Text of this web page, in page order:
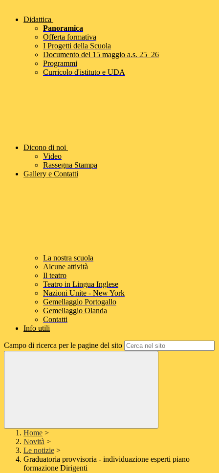
Didattica
Panoramica
Offerta formativa
I Progetti della Scuola
Documento del 15 maggio a.s. 25_26
Programmi
Curricolo d'istituto e UDA
Dicono di noi
Video
Rassegna Stampa
Gallery e Contatti
La nostra scuola
Alcune attività
Il teatro
Teatro in Lingua Inglese
Nazioni Unite - New York
Gemellaggio Portogallo
Gemellaggio Olanda
Contatti
Info utili
Campo di ricerca per le pagine del sito
Home >
Novità >
Le notizie >
Graduatoria provvisoria - individuazione esperti piano
formazione Dirigenti